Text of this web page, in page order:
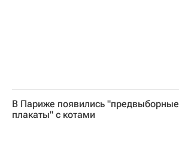
В Париже появились "предвыборные
плакаты" с котами